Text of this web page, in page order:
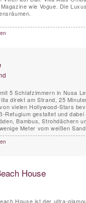
wie Vogue. Die
5 Schlafzimmern in Nusa
direkt am Strand, 25
vielen Hollywood-Stars
Refugium gestaltet und
Bambus, Strohdächern
Meter vom weißen
House
House ist der ultra-